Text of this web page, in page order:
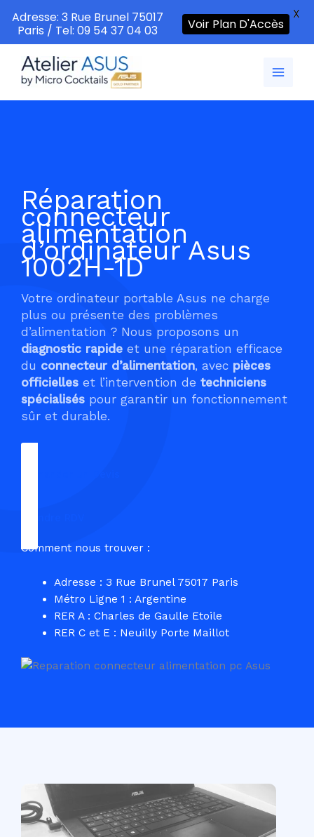
contenu
Réparation
connecteur
alimentation
d’ordinateur Asus
1002H-1D
Votre ordinateur portable Asus ne charge
plus ou présente des problèmes
d’alimentation ? Nous proposons un
diagnostic rapide et une réparation efficace
du connecteur d’alimentation, avec pièces
officielles et l’intervention de techniciens
spécialisés pour garantir un fonctionnement
sûr et durable.
Comment nous trouver :
Adresse : 3 Rue Brunel 75017 Paris
Métro Ligne 1 : Argentine
RER A : Charles de Gaulle Etoile
RER C et E : Neuilly Porte Maillot
Adresse: 3 Rue Brunel 75017
Paris / Tel: 09 54 37 04 03
Voir Plan D'Accès
X